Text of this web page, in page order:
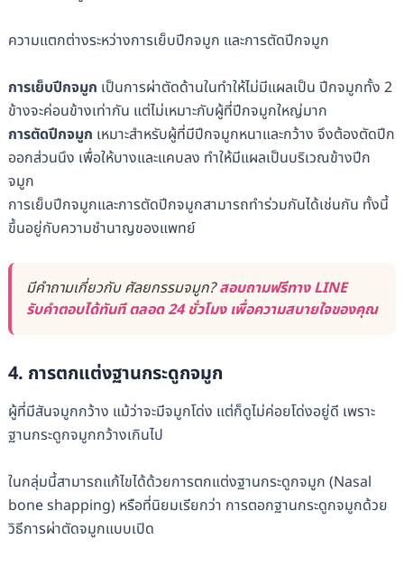
ความแตกต่างระหว่างการเย็บปีกจมูก และการตัดปีกจมูก
การเย็บปีกจมูก เป็นการผ่าตัดด้านในทำให้ไม่มีแผลเป็น ปีกจมูกทั้ง 2
ข้างจะค่อนข้างเท่ากัน แต่ไม่เหมาะกับผู้ที่ปีกจมูกใหญ่มาก
การตัดปีกจมูก เหมาะสำหรับผู้ที่มีปีกจมูกหนาและกว้าง จึงต้องตัดปีก
ออกส่วนนึง เพื่อให้บางและแคบลง ทำให้มีแผลเป็นบริเวณข้างปีก
จมูก
การเย็บปีกจมูกและการตัดปีกจมูกสามารถทำร่วมกันได้เช่นกัน ทั้งนี้
ขึ้นอยู่กับความชำนาญของแพทย์
มีคำถามเกี่ยวกับ ศัลยกรรมจมูก?สอบถามฟรีทาง LINE
รับคำตอบได้ทันที ตลอด 24 ชั่วโมง เพื่อความสบายใจของคุณ
4. การตกแต่งฐานกระดูกจมูก
ผู้ที่มีสันจมูกกว้าง แม้ว่าจะมีจมูกโด่ง แต่ก็ดูไม่ค่อยโด่งอยู่ดี เพราะ
ฐานกระดูกจมูกกว้างเกินไป
ในกลุ่มนี้สามารถแก้ไขได้ด้วยการตกแต่งฐานกระดูกจมูก (Nasal
bone shapping) หรือที่นิยมเรียกว่า การตอกฐานกระดูกจมูกด้วย
วิธีการผ่าตัดจมูกแบบเปิด